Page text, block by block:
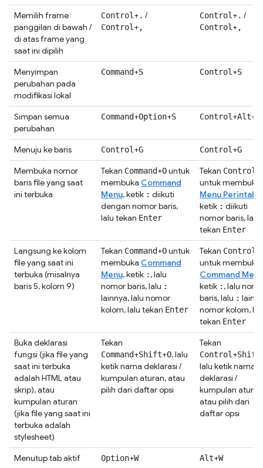
Memilih frame
panggilan di bawah /
di atas frame yang
saat ini dipilih
Control +. /
Control +,
Control +. /
Control +,
Menyimpan
perubahan pada
modifikasi lokal
Command+S Control +S
Simpan semua
perubahan
Command+Option+S Control +Alt+
Menuju ke baris Control +G Control +G
Membuka nomor
baris file yang saat
ini terbuka
Tekan Command+Ountuk
membuka Command
Menu, ketik : diikuti
dengan nomor baris,
lalu tekan Enter
Tekan Control
untuk membuka
Menu Perintah
ketik : diikuti
nomor baris, lalu
tekan Enter
Langsung ke kolom
file yang saat ini
terbuka (misalnya
baris 5, kolom 9)
Tekan Command+Ountuk
membuka Command
Menu, ketik : , lalu
nomor baris, lalu :
lainnya, lalu nomor
kolom, lalu tekan Enter
Tekan Control
untuk membuka
Command Menu
ketik : , lalu
baris, lalu : lain,
nomor kolom,
tekan Enter
Buka deklarasi
fungsi (jika file yang
saat ini terbuka
adalah HTML atau
skrip), atau
kumpulan aturan
(jika file yang saat ini
terbuka adalah
stylesheet)
Tekan
Command+Shift+O, lalu
ketik nama deklarasi /
kumpulan aturan, atau
pilih dari daftar opsi
Tekan
Control +Shift
lalu ketik nama
deklarasi /
kumpulan
atau pilih dari
daftar opsi
Menutup tab aktif Option+W Alt+W